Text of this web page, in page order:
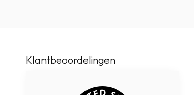
Klantbeoordelingen